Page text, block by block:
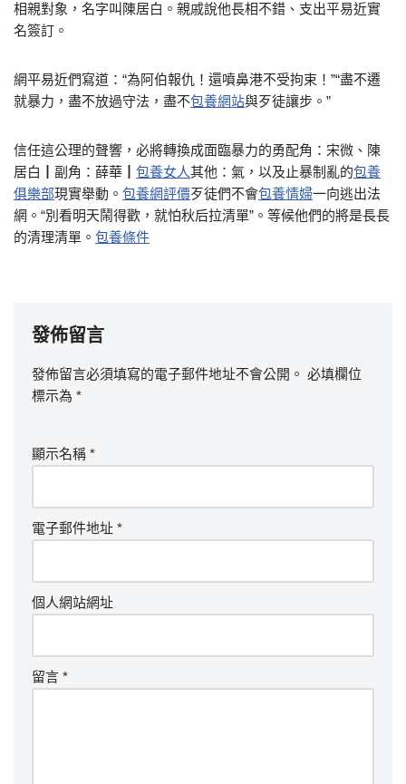
相親對象，名字叫陳居白。親戚說他長相不錯、支出平易近實
名簽訂。
網平易近們寫道：“為阿伯報仇！還噴鼻港不受拘束！”“盡不遷
就暴力，盡不放過守法，盡不包養網站與歹徒讓步。”
信任這公理的聲響，必將轉換成面臨暴力的勇配角：宋微、陳
居白┃副角：薛華┃ 包養女人其他：氣，以及止暴制亂的包養
俱樂部現實舉動。 包養網評價歹徒們不會包養情婦一向逃出法
網。“別看明天鬧得歡，就怕秋后拉清單”。等候他們的將是長長
的清理清單。 包養條件
發佈留言
發佈留言必須填寫的電子郵件地址不會公開。 必填欄位
標示為 *
顯示名稱 *
電子郵件地址 *
個人網站網址
留言 *